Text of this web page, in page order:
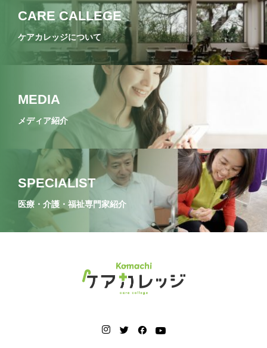
CARE CALLEGE
ケアカレッジについて
MEDIA
メディア紹介
SPECIALIST
医療・介護・福祉専門家紹介